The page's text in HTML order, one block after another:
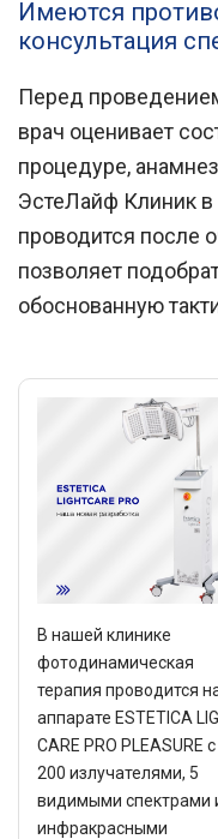
Имеются
консультация
Перед
врач оценивает
процедуре,
ЭстеЛайф Клиник в
проводится после
позволяет
обоснованную
В нашей клинике
фотодинамическая
терапия проводится
аппарате ESTETICA
CARE PRO PLEASURE с
200 излучателями, 5
видимыми спектрами
инфракрасными